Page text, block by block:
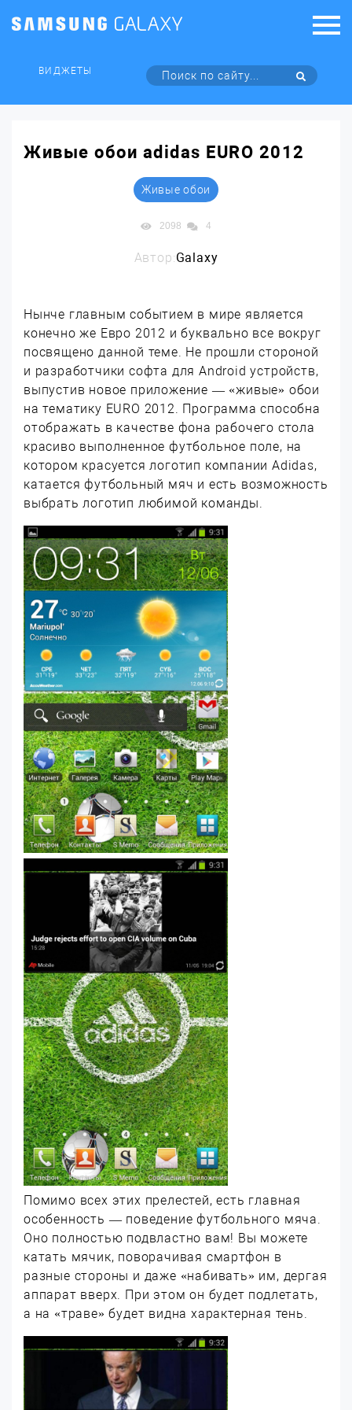
ВИДЖЕТЫ
Живые обои adidas EURO 2012
Живые обои
2098 4
Автор:Galaxy
Нынче главным событием в мире является
конечно же Евро 2012 и буквально все вокруг
посвящено данной теме. Не прошли стороной
и разработчики софта для Android устройств,
выпустив новое приложение — «живые» обои
на тематику EURO 2012. Программа способна
отображать в качестве фона рабочего стола
красиво выполненное футбольное поле, на
котором красуется логотип компании Adidas,
катается футбольный мяч и есть возможность
выбрать логотип любимой команды.
Помимо всех этих прелестей, есть главная
особенность — поведение футбольного мяча.
Оно полностью подвластно вам! Вы можете
катать мячик, поворачивая смартфон в
разные стороны и даже «набивать» им, дергая
аппарат вверх. При этом он будет подлетать,
а на «траве» будет видна характерная тень.